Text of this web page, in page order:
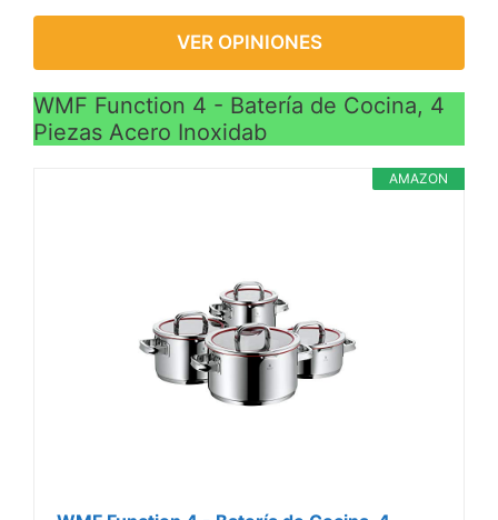
VER OPINIONES
WMF Function 4 - Batería de Cocina, 4
Piezas Acero Inoxidab
AMAZON